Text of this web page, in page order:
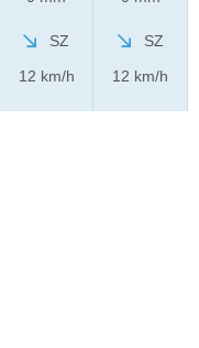
SZ
12 km/h
SZ
12 km/h